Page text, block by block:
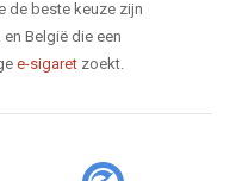
de beste keuze zijn
België die een
e-sigaretzoekt.